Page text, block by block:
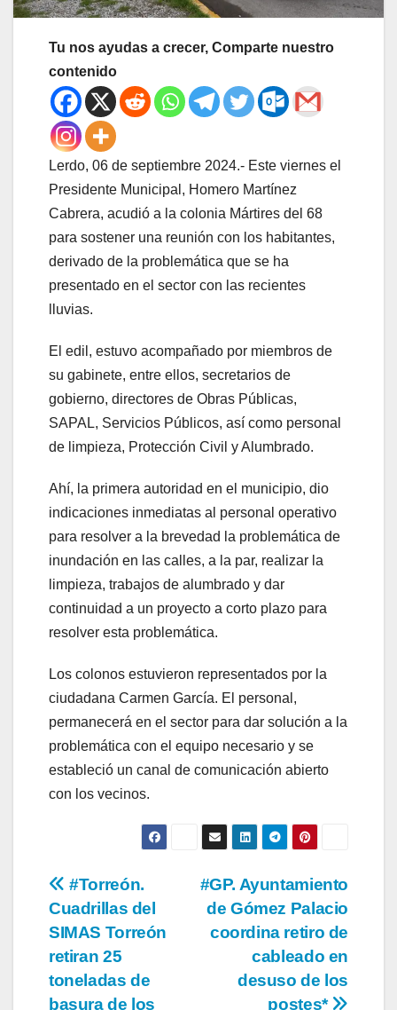
Tu nos ayudas a crecer, Comparte nuestro
contenido
Lerdo, 06 de septiembre 2024.- Este viernes el
Presidente Municipal, Homero Martínez
Cabrera, acudió a la colonia Mártires del 68
para sostener una reunión con los habitantes,
derivado de la problemática que se ha
presentado en el sector con las recientes
lluvias.
El edil, estuvo acompañado por miembros de
su gabinete, entre ellos, secretarios de
gobierno, directores de Obras Públicas,
SAPAL, Servicios Públicos, así como personal
de limpieza, Protección Civil y Alumbrado.
Ahí, la primera autoridad en el municipio, dio
indicaciones inmediatas al personal operativo
para resolver a la brevedad la problemática de
inundación en las calles, a la par, realizar la
limpieza, trabajos de alumbrado y dar
continuidad a un proyecto a corto plazo para
resolver esta problemática.
Los colonos estuvieron representados por la
ciudadana Carmen García. El personal,
permanecerá en el sector para dar solución a la
problemática con el equipo necesario y se
estableció un canal de comunicación abierto
con los vecinos.
Navegación
de
entradas
#GP. Ayuntamiento
de Gómez Palacio
coordina retiro de
cableado en
desuso de los
postes*
#Torreón.
Cuadrillas del
SIMAS Torreón
retiran 25
toneladas de
basura de los